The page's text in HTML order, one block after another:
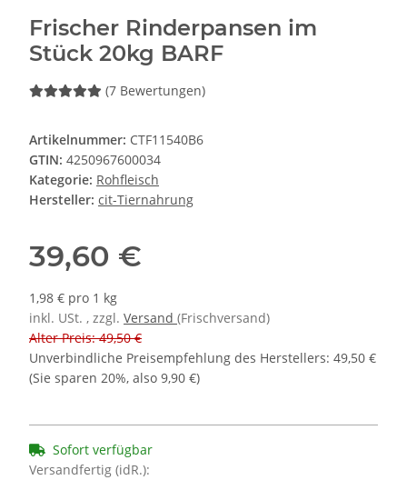
Frischer Rinderpansen im
Stück 20kg BARF
(7 Bewertungen)
Artikelnummer: CTF11540B6
GTIN: 4250967600034
Kategorie: Rohfleisch
Hersteller: cit-Tiernahrung
39,60 €
1,98 € pro 1 kg
inkl. USt. , zzgl. Versand (Frischversand)
Alter Preis: 49,50 €
Unverbindliche Preisempfehlung des Herstellers: 49,50 €
(Sie sparen 20%, also 9,90 €)
Sofort verfügbar
Versandfertig (idR.):